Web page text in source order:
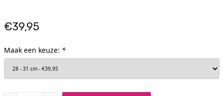
€39,95
Maak een keuze: *